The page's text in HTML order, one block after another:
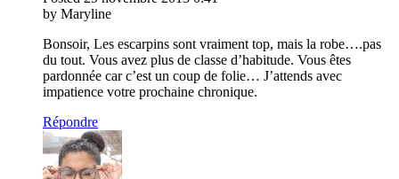
by Maryline
Bonsoir, Les escarpins sont vraiment top, mais la robe….pas
du tout. Vous avez plus de classe d’habitude. Vous êtes
pardonnée car c’est un coup de folie… J’attends avec
impatience votre prochaine chronique.
Répondre